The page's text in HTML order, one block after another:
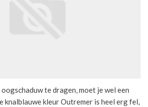
te dragen, moet je wel een
knalblauwe kleur Outremer is heel erg fel,